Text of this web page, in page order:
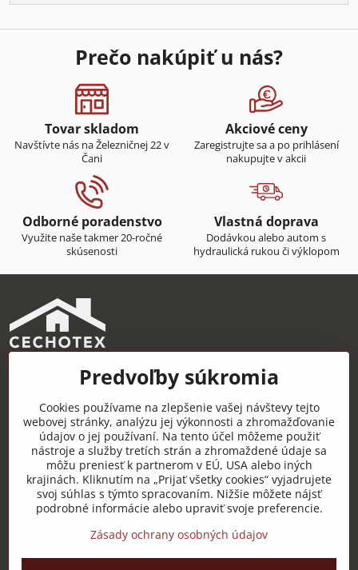
Prečo nakúpiť u nás?
Tovar skladom
Navštívte nás na Železničnej 22 v
Čani
Akciové ceny
Zaregistrujte sa a po prihlásení
nakupujte v akcii
Odborné poradenstvo
Využite naše takmer 20-ročné
skúsenosti
Vlastná doprava
Dodávkou alebo autom s
hydraulická rukou či výklopom
CECHOTEX s.r.o.
Železničná 22, 044 14 Čaňa
IČO: 48181757
DIČ: 2120085451
IČ DPH: SK2120085451
Užitočné odkazy
Predvoľby súkromia
Cookies používame na zlepšenie vašej návštevy tejto
webovej stránky, analýzu jej výkonnosti a zhromažďovanie
údajov o jej používaní. Na tento účel môžeme použiť
nástroje a služby tretích strán a zhromaždené údaje sa
môžu preniesť k partnerom v EÚ, USA alebo iných
krajinách. Kliknutím na „Prijať všetky cookies“ vyjadrujete
svoj súhlas s týmto spracovaním. Nižšie môžete nájsť
podrobné informácie alebo upraviť svoje preferencie.
Zásady ochrany osobných údajov